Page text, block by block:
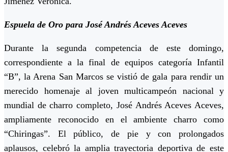
Espuela de Oro para José Andrés Aceves Aceves
Durante la segunda competencia de este domingo,
correspondiente a la final de equipos categoría Infantil
“B”, la Arena San Marcos se vistió de gala para rendir un
merecido homenaje al joven multicampeón nacional y
mundial de charro completo, José Andrés Aceves Aceves,
ampliamente reconocido en el ambiente charro como
“Chiringas”. El público, de pie y con prolongados
aplausos, celebró la amplia trayectoria deportiva de este